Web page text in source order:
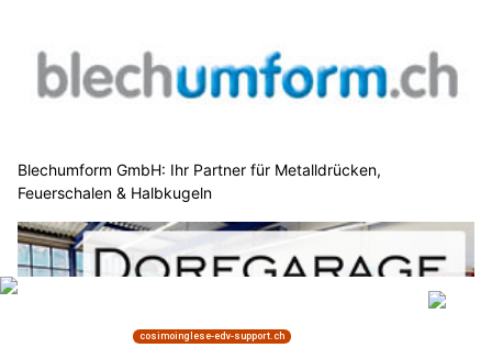
Blechumform GmbH: Ihr Partner für Metalldrücken,
Feuerschalen & Halbkugeln